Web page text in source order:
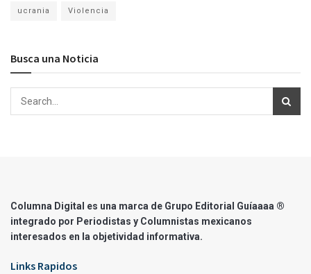
ucrania Violencia
Busca una Noticia
Columna Digital es una marca de Grupo Editorial Guíaaaa ®
integrado por Periodistas y Columnistas mexicanos
interesados en la objetividad informativa.
Links Rapidos